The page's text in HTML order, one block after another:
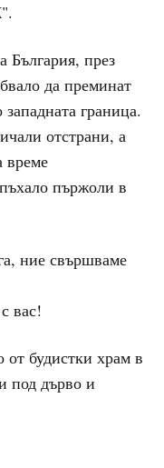
България, през
да преминат
граница.
отстрани, а
време
пържоли в
ние свършваме
вас!
от будистки храм в
под дърво и